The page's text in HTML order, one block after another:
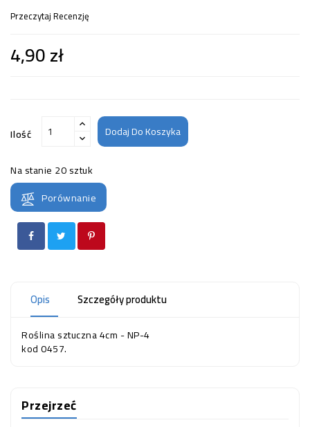
Przeczytaj Recenzję
4,90 zł
Ilość Dodaj Do Koszyka
Na stanie 20 sztuk
Porównanie
Opis Szczegóły produktu
Roślina sztuczna 4cm - NP-4
kod 0457.
Przejrzeć